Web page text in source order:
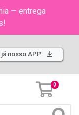
— entrega
já nosso APP
0